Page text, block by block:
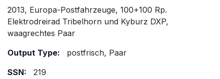
2013, Europa-Postfahrzeuge, 100+100 Rp.
Elektrodreirad Tribelhorn und Kyburz DXP,
waagrechtes Paar
Output Type:
postfrisch, Paar
SSN:
219